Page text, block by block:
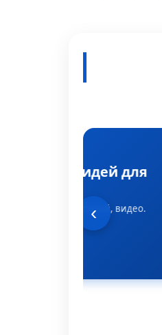
Генератор идей для
Темы для постов, статей, видео.
‹